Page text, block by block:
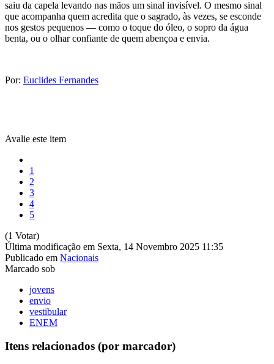
saiu da capela levando nas mãos um sinal invisível. O mesmo sinal
que acompanha quem acredita que o sagrado, às vezes, se esconde
nos gestos pequenos — como o toque do óleo, o sopro da água
benta, ou o olhar confiante de quem abençoa e envia.
Por: Euclides Fernandes
Avalie este item
1
2
3
4
5
(1 Votar)
Última modificação em Sexta, 14 Novembro 2025 11:35
Publicado em Nacionais
Marcado sob
jovens
envio
vestibular
ENEM
Itens relacionados (por marcador)